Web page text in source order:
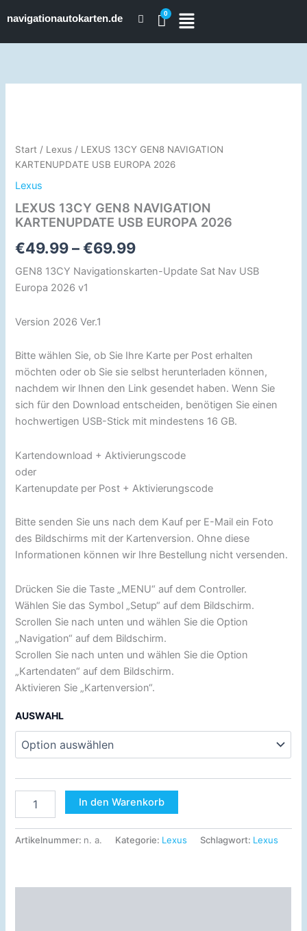
Inhalt
springen
navigationautokarten.de
Start / Lexus / LEXUS 13CY GEN8 NAVIGATION
KARTENUPDATE USB EUROPA 2026
Lexus
LEXUS 13CY GEN8 NAVIGATION
KARTENUPDATE USB EUROPA 2026
€49.99 –€69.99
bis
GEN8 13CY Navigationskarten-Update Sat Nav USB
Europa 2026 v1
Version 2026 Ver.1
Bitte wählen Sie, ob Sie Ihre Karte per Post erhalten
möchten oder ob Sie sie selbst herunterladen können,
nachdem wir Ihnen den Link gesendet haben. Wenn Sie
sich für den Download entscheiden, benötigen Sie einen
hochwertigen USB-Stick mit mindestens 16 GB.
Kartendownload + Aktivierungscode
oder
Kartenupdate per Post + Aktivierungscode
Bitte senden Sie uns nach dem Kauf per E-Mail ein Foto
des Bildschirms mit der Kartenversion. Ohne diese
Informationen können wir Ihre Bestellung nicht versenden.
Drücken Sie die Taste „MENU“ auf dem Controller.
Wählen Sie das Symbol „Setup“ auf dem Bildschirm.
Scrollen Sie nach unten und wählen Sie die Option
„Navigation“ auf dem Bildschirm.
Scrollen Sie nach unten und wählen Sie die Option
„Kartendaten“ auf dem Bildschirm.
Aktivieren Sie „Kartenversion“.
AUSWAHL
KARTENUPDATE
USB
2026
Menge
In den Warenkorb
Artikelnummer: n. a. Kategorie: Lexus Schlagwort: Lexus